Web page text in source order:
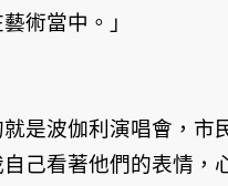
術當中。」
是波伽利演唱會，市
己看著他們的表情，